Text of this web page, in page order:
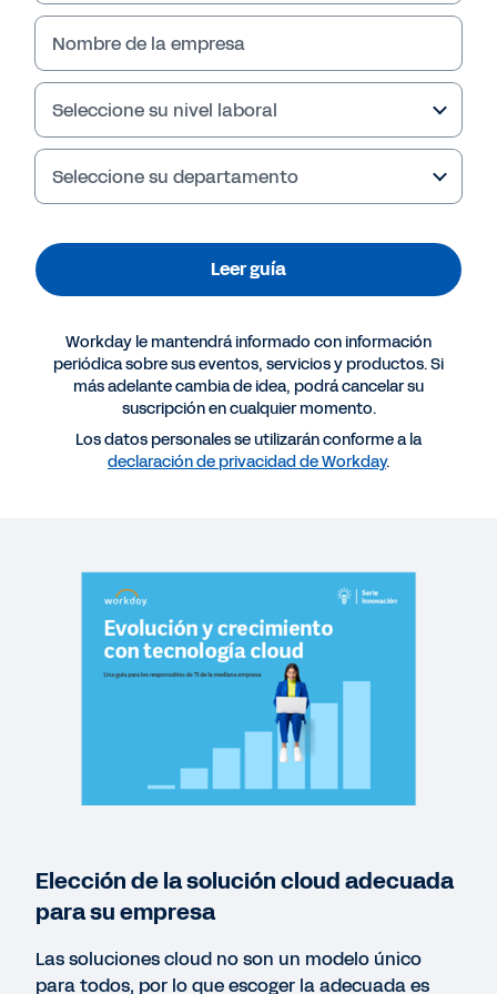
GUÍA
Evolución y crecimiento con tecnología cloud
Expect More: Driving Value from Financial and
colaboración entre CFO y CIO para impulsar el
crecimiento
Nombre de la empresa
Seleccione su nivel laboral
Seleccione su departamento
Leer guía
Workday le mantendrá informado con información
periódica sobre sus eventos, servicios y productos. Si
más adelante cambia de idea, podrá cancelar su
suscripción en cualquier momento.
Los datos personales se utilizarán conforme a la
declaración de privacidad de Workday.
Elección de la solución cloud adecuada
para su empresa
Las soluciones cloud no son un modelo único
para todos, por lo que escoger la adecuada es